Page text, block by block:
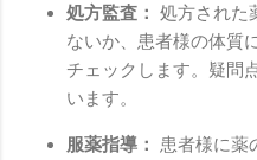
処方監査： 処方された
ないか、患者様の体質
チェックします。疑問
います。
服薬指導：
患者様に薬